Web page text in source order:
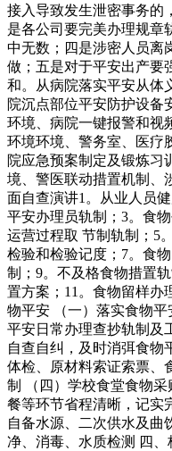
接入导致发生泄密事务的
是各公司要完美办理规章
中无数；四是涉密人员离
做；五是对于平安出产要
和。从病院落实平安从体
院沉点部位平安防护设备
环境、病院一键报警和视
环境环境、警务室、医疗
院应急预案制定及锻炼习
境、警医联动措置机制、
面自查演讲1。从业人员
平安办理员轨制；3。食
运营过程取 节制轨制；5
检验和检验记度；7。食
制；9。不及格食物措置
置方案；11。食物留样办
物平安 （一）落实食物
平安日常办理查抄轨制及
自查自纠，及时消弭食物
体检、原材料索证索票、
制 （四）学校食堂食物
餐等环节省程清晰，记实
自备水源、二次供水及曲
净、消毒、水质检测 四、